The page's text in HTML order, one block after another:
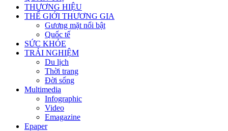
THƯƠNG HIỆU
THẾ GIỚI THƯƠNG GIA
Gương mặt nổi bật
Quốc tế
SỨC KHỎE
TRẢI NGHIỆM
Du lịch
Thời trang
Đời sống
Multimedia
Infographic
Video
Emagazine
Epaper